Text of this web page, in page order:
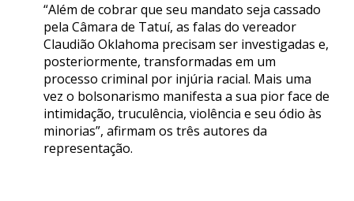
“Além de cobrar que seu mandato seja cassado
pela Câmara de Tatuí, as falas do vereador
Claudião Oklahoma precisam ser investigadas e,
posteriormente, transformadas em um
processo criminal por injúria racial. Mais uma
vez o bolsonarismo manifesta a sua pior face de
intimidação, truculência, violência e seu ódio às
minorias”, afirmam os três autores da
representação.